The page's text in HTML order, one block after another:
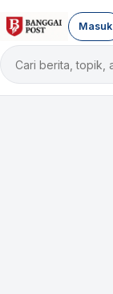
Cari
berita
Masuk